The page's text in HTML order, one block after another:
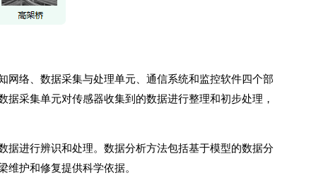
网络、数据采集与处理单元、通信系统和监控软件四个部
采集单元对传感器收集到的数据进行整理和初步处理，
据进行辨识和处理。数据分析方法包括基于模型的数据分
护和修复提供科学依据。